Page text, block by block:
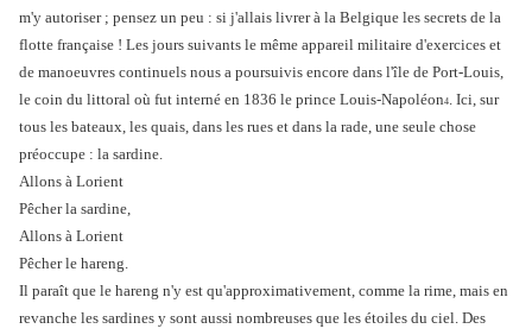
m'y autoriser ; pensez un peu : si j'allais livrer à la Belgique les secrets de la
flotte française ! Les jours suivants le même appareil militaire d'exercices et
de manoeuvres continuels nous a poursuivis encore dans l'île de Port-Louis,
le coin du littoral où fut interné en 1836 le prince Louis-Napoléon4
. Ici, sur
tous les bateaux, les quais, dans les rues et dans la rade, une seule chose
préoccupe : la sardine.
Allons à Lorient
Pêcher la sardine,
Allons à Lorient
Pêcher le hareng.
Il paraît que le hareng n'y est qu'approximativement, comme la rime, mais en
revanche les sardines y sont aussi nombreuses que les étoiles du ciel. Des